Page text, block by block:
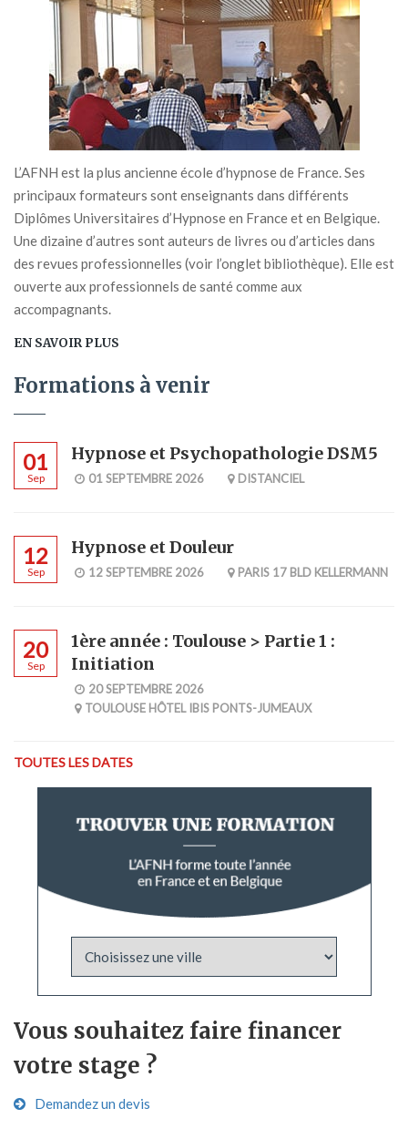
L’AFNH est la plus ancienne école d’hypnose de France. Ses
principaux formateurs sont enseignants dans différents
Diplômes Universitaires d’Hypnose en France et en Belgique.
Une dizaine d’autres sont auteurs de livres ou d’articles dans
des revues professionnelles (voir l’onglet bibliothèque). Elle est
ouverte aux professionnels de santé comme aux
accompagnants.
EN SAVOIR PLUS
Formations à venir
01
Sep
Hypnose et Psychopathologie DSM5
01 SEPTEMBRE 2026 DISTANCIEL
12
Sep
Hypnose et Douleur
12 SEPTEMBRE 2026 PARIS 17 BLD KELLERMANN
20
Sep
1ère année : Toulouse > Partie 1 :
Initiation
20 SEPTEMBRE 2026
TOULOUSE HÔTEL IBIS PONTS-JUMEAUX
TOUTES LES DATES
Vous souhaitez faire financer
votre stage ?
Demandez un devis